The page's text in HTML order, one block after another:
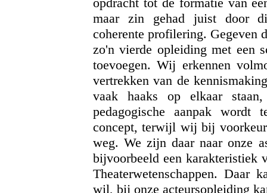
maar zin gehad juist door
coherente profilering. Gegeven
zo'n vierde opleiding met een
toevoegen. Wij erkennen
vertrekken van de
vaak haaks op elkaar
pedagogische aanpak wordt
concept, terwijl wij bij voorkeur
weg. We zijn daar naar onze
bijvoorbeeld een karakteristiek
Theaterwetenschappen.
wil, bij onze acteursopleiding